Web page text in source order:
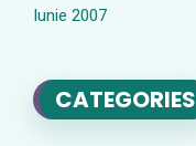
Iunie 2007
CATEGORIES